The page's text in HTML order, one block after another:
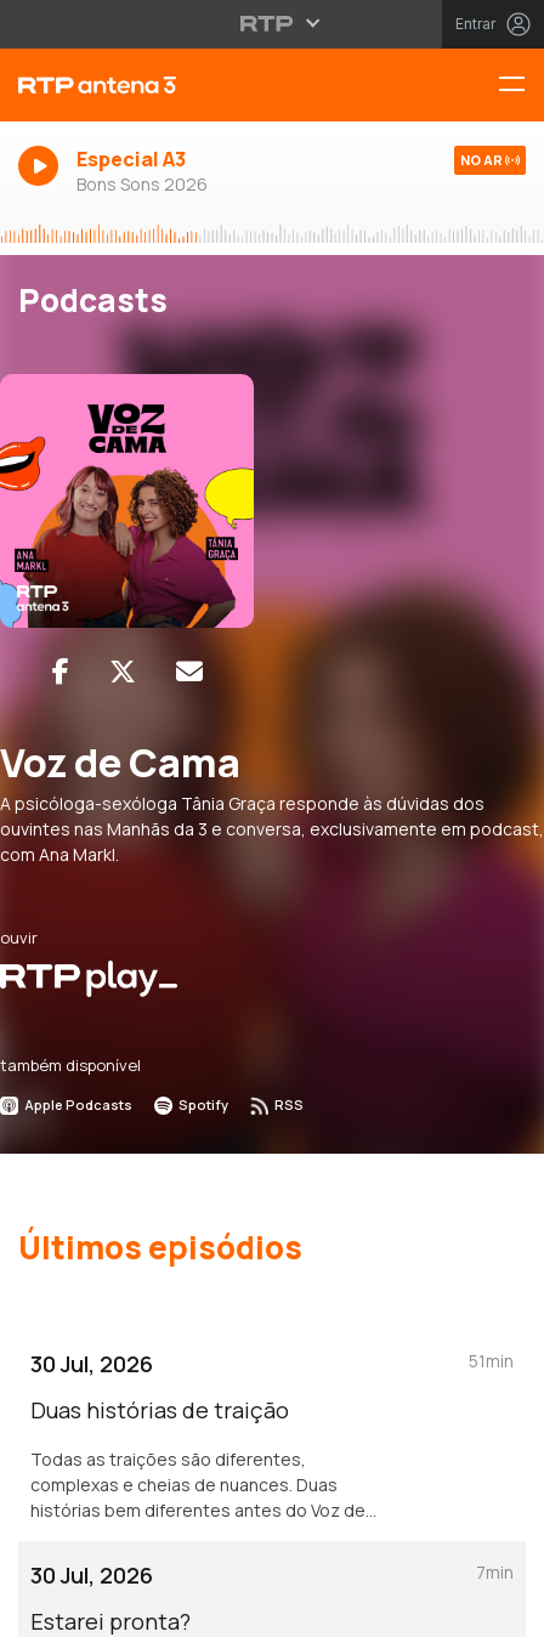
Entrar
Especial A3
Bons Sons 2026
NO AR
Podcasts
Voz de Cama
A psicóloga-sexóloga Tânia Graça responde às dúvidas dos
ouvintes nas Manhãs da 3 e conversa, exclusivamente em podcast,
com Ana Markl.
ouvir
também disponível
Apple Podcasts Spotify RSS
Últimos episódios
30 Jul, 2026
Duas histórias de traição
Todas as traições são diferentes,
complexas e cheias de nuances. Duas
histórias bem diferentes antes do Voz de
51min
30 Jul, 2026
Estarei pronta?
7min